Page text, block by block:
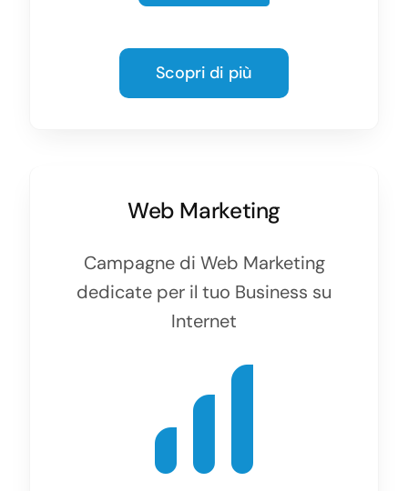
Scopri di più
Web Marketing
Campagne di Web Marketing
dedicate per il tuo Business su
Internet